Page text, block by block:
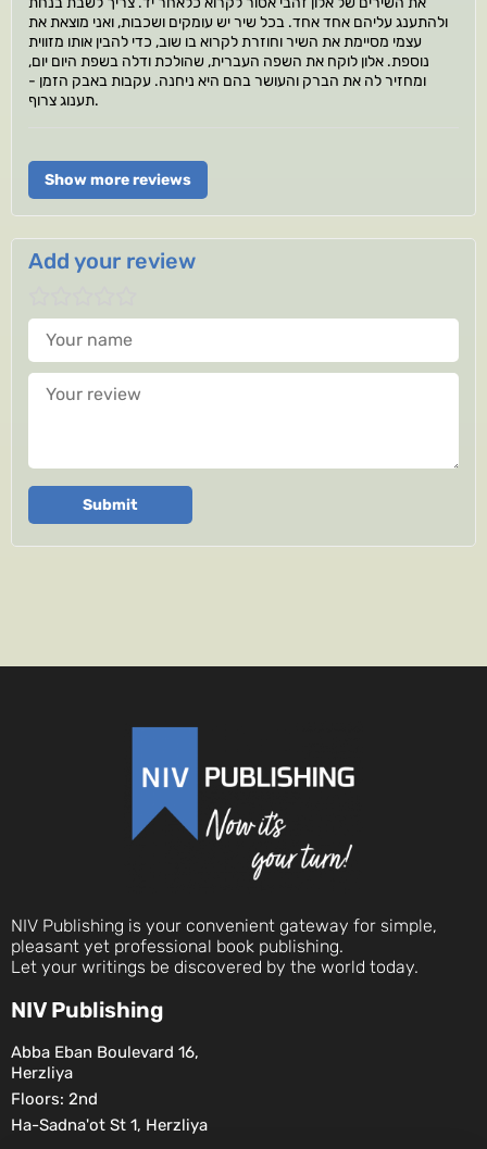
ולהתענג עליהם אחד אחד. בכל שיר יש עומקים ושכבות, ואני מוצאת את
עצמי מסיימת את השיר וחוזרת לקרוא בו שוב, כדי להבין אותו מזווית
נוספת. אלון לוקח את השפה העברית, שהולכת ודלה בשפת היום יום,
ומחזיר לה את הברק והעושר בהם היא ניחנה. עקבות באבק הזמן -
תענוג צרוף.
Show more reviews
Add your review
Your name
Your review
Submit
NIV Publishing is your convenient gateway for simple,
pleasant yet professional book publishing.
Let your writings be discovered by the world today.
NIV Publishing
Abba Eban Boulevard 16,
Herzliya
Floors: 2nd
Ha-Sadna'ot St 1, Herzliya